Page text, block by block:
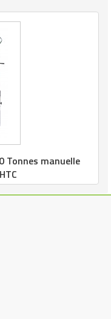
Tonnes manuelle